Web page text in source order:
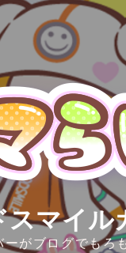
スマイル
がブログでもろ